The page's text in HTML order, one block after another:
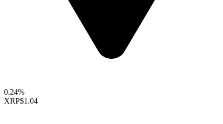
0.24%
XRP$1.04